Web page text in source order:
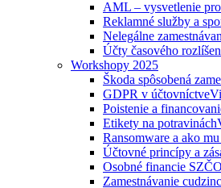
AML – vysvetlenie
Reklamné služby a
Nelegálne
Účty časového
Workshopy 2025
Škoda spôsobená
GDPR v účtovníctve
Poistenie a
Etikety na potravinách
Ransomware a ako
Účtovné princípy a
Osobné financie
Zamestnávanie